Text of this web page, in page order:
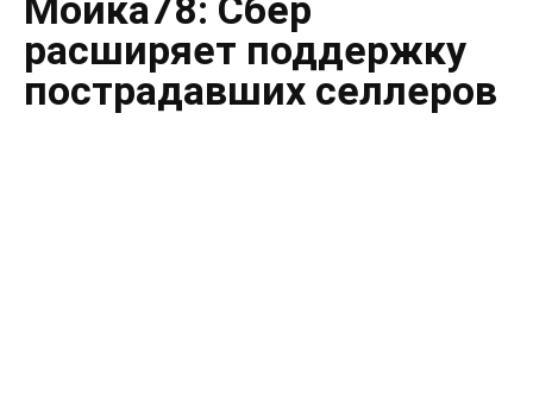
расширяет поддержку
пострадавших селлеров